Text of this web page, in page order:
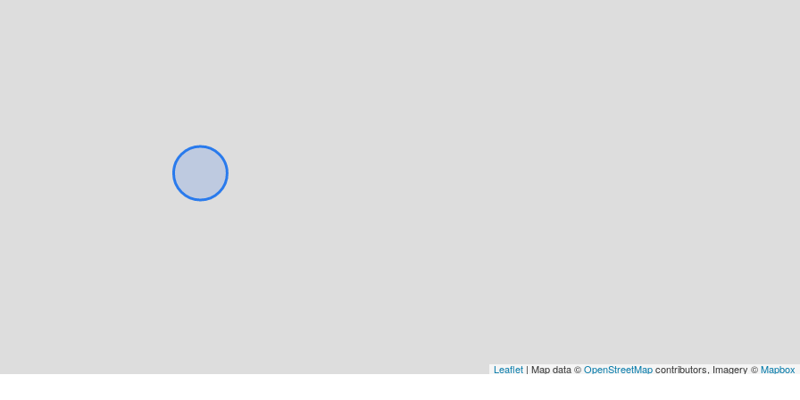
Leaflet| Map data ©OpenStreetMapcontributors, Imagery ©Mapbox